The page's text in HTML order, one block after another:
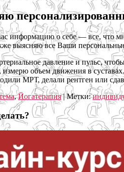
информацию о себе — все, что
выясняю все Ваши
давление и пульс,
измерю объем движения в
МРТ, делали рентген или
,Йогатерапия |Метки: